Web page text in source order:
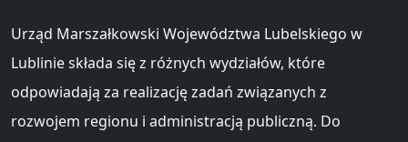
Urząd Marszałkowski Województwa Lubelskiego w
Lublinie składa się z różnych wydziałów, które
odpowiadają za realizację zadań związanych z
rozwojem regionu i administracją publiczną. Do